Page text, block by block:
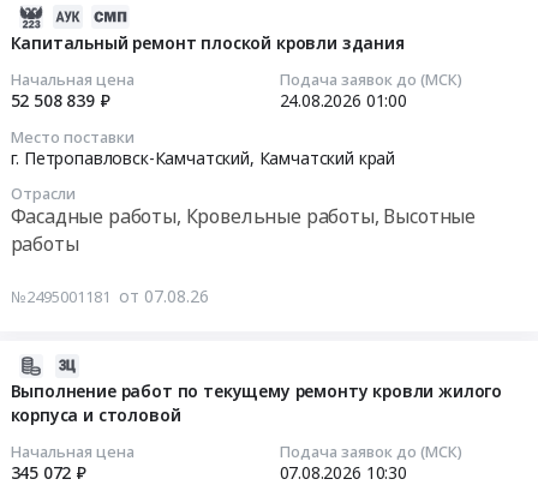
Капитальный ремонт плоской кровли здания
Начальная цена
52 508 839 ₽
Подача заявок до (МСК)
24.08.2026 01:00
Место поставки
г. Петропавловск-Камчатский, Камчатский край
Отрасли
Фасадные работы, Кровельные работы, Высотные
работы
№2495001181 от 07.08.26
Выполнение работ по текущему ремонту кровли жилого
корпуса и столовой
Начальная цена
345 072 ₽
Подача заявок до (МСК)
07.08.2026 10:30